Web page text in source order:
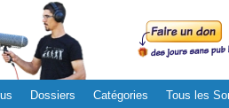
Dossiers Catégories Tous les